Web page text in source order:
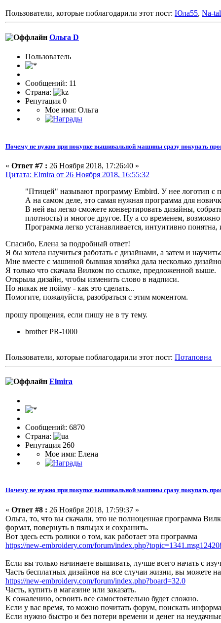
Пользователи, которые поблагодарили этот пост: Юла55, Na-
Ольга D
Пользоватeль
Сообщений: 11
Страна:
Репутация 0
Мое имя: Ольга
Почему не нужно при покупке вышивальной машины сразу покупать
« Ответ #7 : 26 Ноября 2018, 17:26:40 »
Цитата: Elmira от 26 Ноября 2018, 16:55:32
"Птицей" называют программу Embird. У нее логотип с
А на самом деле, это самая нужная программа для
В ней вы легко сможете конвертировать дизайны,
плотность) и многое другое. Ну а со временем,
Программа легко устанавливается, интуитивно
Спасибо, Елена за подробный ответ!
Я бы хотела научиться работать с дизайнами, а затем и
Мне вместе с машиной бывшая хозяйка дала несколько
Я только что скачала Вилком по ссылке, предложенной выше.
Открыла дизайн, чтобы изменить слово в надписи.
Но никак не пойму - как это сделать...
Помогите, пожалуйста, разобраться с этим моментом.
прошу прощения, если пишу не в ту тему.
brother PR-1000
Пользователи, которые поблагодарили этот пост: Потаповна
Elmira
Сообщений: 6870
Страна:
Репутация 260
Мое имя: Елена
Почему не нужно при покупке вышивальной машины сразу покупать
« Ответ #8 : 26 Ноября 2018, 17:59:37 »
Ольга, то, что вы скачали, это не полноценная программа
формат, повернуть в пяльцах и сохранить.
Вот здесь есть ролики о том, как работает эта программа
https://new-embroidery.com/forum/
Если вы только начинаете вышивать, лучше всего начать с
Часть бесплатных дизайнов на все случаи жизни, вы можете
https://new-embroidery.com/forum/index.php?board=32.0
Часть, купить в магазине или заказать.
К сожалению, освоить все самостоятельно будет сложно.
Если у вас время, то можно почитать форум, поискать
Если нужно быстро и без потери времени и денег на